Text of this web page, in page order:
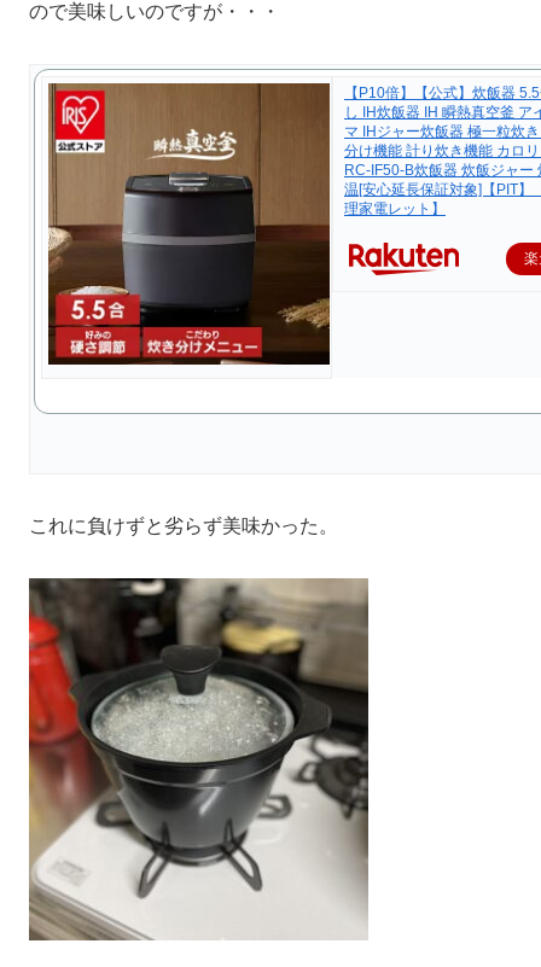
ので美味しいのですが・・・
【P10倍】【公式】炊飯器
し IH炊飯器 IH 瞬熱真空釜 ア
マ IHジャー炊飯器 極一粒炊
分け機能 計り炊き機能 カロ
RC-IF50-B炊飯器 炊飯ジャー
温[安心延長保証対象]【PIT】
理家電レット】
これに負けずと劣らず美味かった。